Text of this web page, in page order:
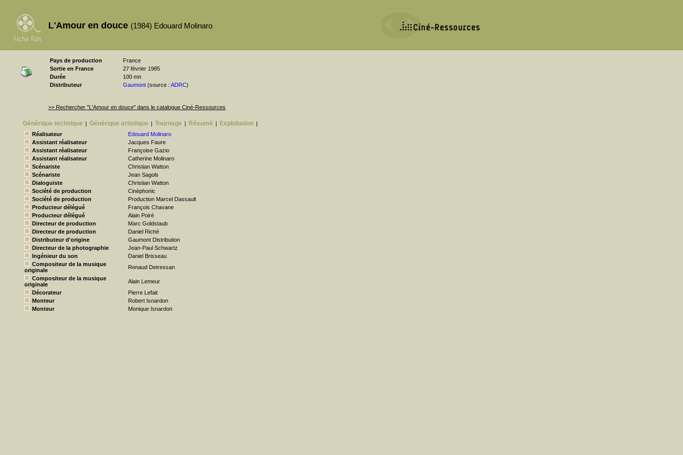
L'Amour en douce (1984) Edouard Molinaro
Pays de production
France
Sortie en France
27 février 1985
Durée
100 mn
Distributeur
Gaumont (source : ADRC)
>> Rechercher "L'Amour en douce" dans le catalogue Ciné-Ressources
Générique technique | Générique artistique | Tournage | Résumé | Exploitation |
Réalisateur
Edouard Molinaro
Assistant réalisateur
Jacques Faure
Assistant réalisateur
Françoise Gazio
Assistant réalisateur
Catherine Molinaro
Scénariste
Christian Watton
Scénariste
Jean Sagols
Dialoguiste
Christian Watton
Société de production
Cinéphonic
Société de production
Production Marcel Dassault
Producteur délégué
François Chavane
Producteur délégué
Alain Poiré
Directeur de production
Marc Goldstaub
Directeur de production
Daniel Riché
Distributeur d'origine
Gaumont Distribution
Directeur de la photographie
Jean-Paul Schwartz
Ingénieur du son
Daniel Brisseau
Compositeur de la musique
originale
Renaud Detressan
Compositeur de la musique
originale
Alain Lemeur
Décorateur
Pierre Lefait
Monteur
Robert Isnardon
Monteur
Monique Isnardon